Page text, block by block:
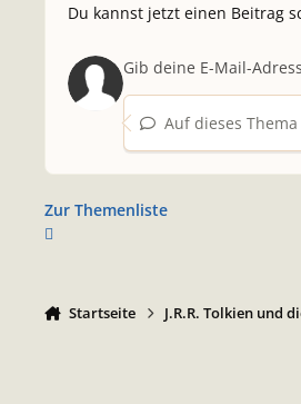
Du kannst jetzt einen Beitrag
Auf dieses
Zur Themenliste
Startseite J.R.R. Tolkien und